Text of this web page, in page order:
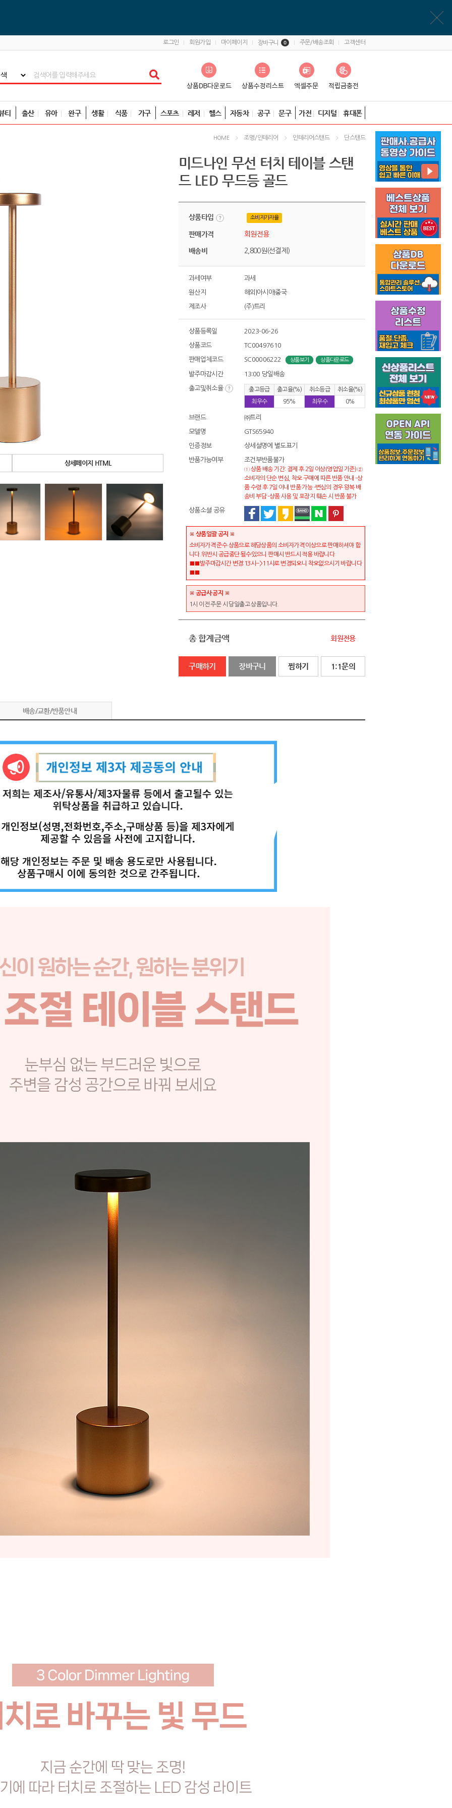
로그인 회원가입 마이페이지 장바구니 0 주문/배송조회 고객센터
티 출산 유아 완구 생활 식품 가구 스포츠 레저 헬스 자동차 공구 문구 가전 디지털 휴대폰
HOME 조명/인테리어 인테리어스탠드 단스탠드
상세페이지 HTML
미드나인 무선 터치 테이블 스탠
드 LED 무드등 골드
상품타입 소비자가자율
판매가격 회원전용
배송비 2,800원(선결제)
과세여부 과세
원산지 해외|아시아|중국
제조사 (주)트리
상품등록일 2023-06-26
상품코드 TC00497610
판매업체코드 SC00006222 상품보기 상품다운로드
발주마감시간 13:00 당일배송
출고및취소율 출고등급 출고율(%) 취소등급
취소율(%)
최우수
95% 최우수 0%
브랜드 ㈜트리
모델명 GTS65940
인증정보 상세설명에 별도표기
반품가능여부 조건부반품불가
① 상품 배송 기간: 결제 후 2일 이상(영업일 기준) ②
소비자의 단순 변심, 착오 구매에 따른 반품 안내 -상
품 수령 후 7일 이내 반품 가능 -변심의 경우 왕복 배
송비 부담 -상품 사용 및 포장지 훼손 시 반품 불가
상품소셜 공유
※ 상품일괄 공지 ※
소비자가격 준수 상품으로 해당상품의 소비자가격 이상으로 판매하셔야 합
니다.위반시 공급중단 될수있으니 판매시 반드시 적용 바랍니다
■■발주마감시간 변경:13시-->11시로 변경되오니 착오없으시기 바랍니다
■■
※ 공급사 공지 ※
1시 이전 주문 시 당일출고 상품입니다.
총 합계금액 회원전용
구매하기 장바구니 찜하기 1:1문의
배송/교환/반품안내